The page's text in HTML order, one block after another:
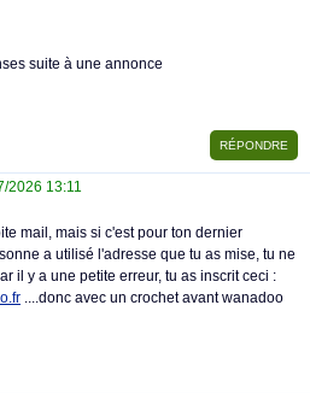
suite à une annonce
2026 13:11
mail, mais si c'est pour ton dernier
a utilisé l'adresse que tu as mise, tu ne
il y a une petite erreur, tu as inscrit ceci :
....donc avec un crochet avant wanadoo